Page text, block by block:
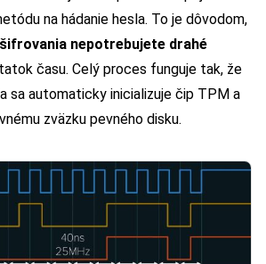
na hádanie hesla. To je dôvodom,
nepotrebujete drahé
času. Celý proces funguje tak, že
sa automaticky inicializuje čip TPM a
zväzku pevného disku.